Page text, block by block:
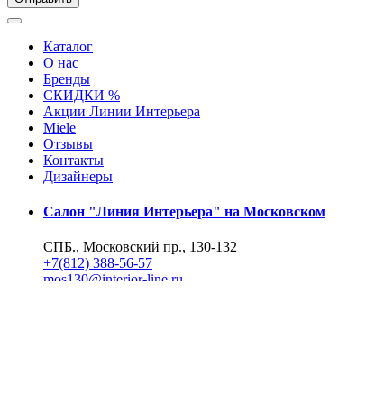
Каталог
О нас
Бренды
СКИДКИ %
Акции Линии Интерьера
Miele
Отзывы
Контакты
Дизайнеры
Салон "Линия Интерьера" на Московском
СПБ., Московский пр., 130-132
+7(812) 388-56-57
mos130@interior-line.ru